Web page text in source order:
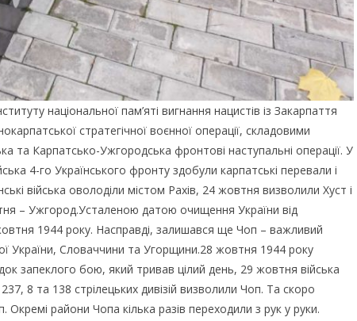
національної пам’яті вигнання нацистів із Закарпаття
стратегічної воєнної операції, складовими
та Карпатсько-Ужгородська фронтові наступальні операції. У
4-го Українського фронту здобули карпатські перевали і
війська оволоділи містом Рахів, 24 жовтня визволили Хуст і
– Ужгород.Усталеною датою очищення України від
1944 року. Насправді, залишався ще Чоп – важливий
України, Словаччини та Угорщини.28 жовтня 1944 року
запеклого бою, який тривав цілий день, 29 жовтня війська
8 та 138 стрілецьких дивізій визволили Чоп. Та скоро
Окремі райони Чопа кілька разів переходили з рук у руки.